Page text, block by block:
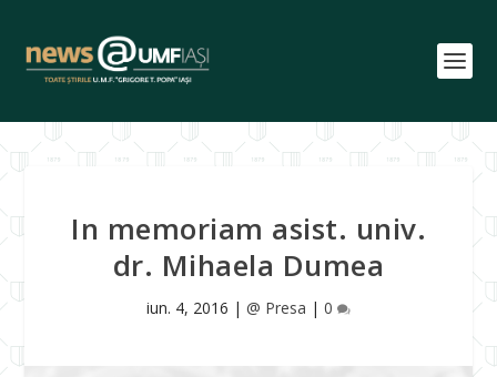
In memoriam asist. univ.
dr. Mihaela Dumea
iun. 4, 2016 | @ Presa | 0